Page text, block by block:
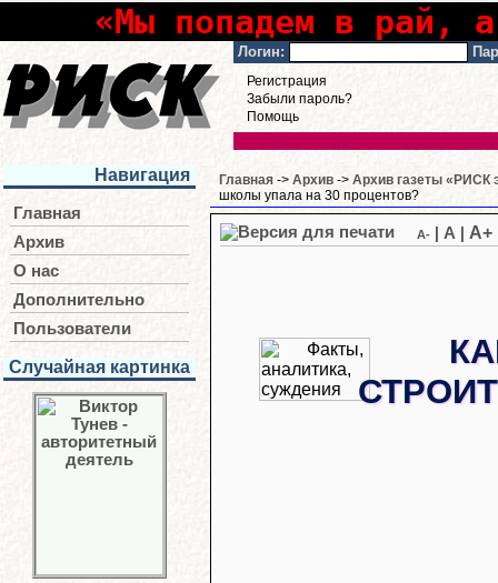
«Мы попадем в рай,
Логин:
Регистрация
Забыли пароль?
Помощь
Навигация
Главная
Архив
О нас
Дополнительно
Пользователи
Случайная картинка
Главная -> Архив -> Архив газеты «РИСК
школы упала на 30 процентов?
A- A A+